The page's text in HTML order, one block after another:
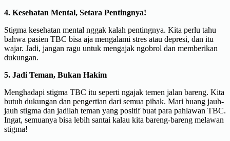
4. Kesehatan Mental, Setara Pentingnya!
Stigma kesehatan mental nggak kalah pentingnya. Kita perlu tahu
bahwa pasien TBC bisa aja mengalami stres atau depresi, dan itu
wajar. Jadi, jangan ragu untuk mengajak ngobrol dan memberikan
dukungan.
5. Jadi Teman, Bukan Hakim
Menghadapi stigma TBC itu seperti ngajak temen jalan bareng. Kita
butuh dukungan dan pengertian dari semua pihak. Mari buang jauh-
jauh stigma dan jadilah teman yang positif buat para pahlawan TBC.
Ingat, semuanya bisa lebih santai kalau kita bareng-bareng melawan
stigma!